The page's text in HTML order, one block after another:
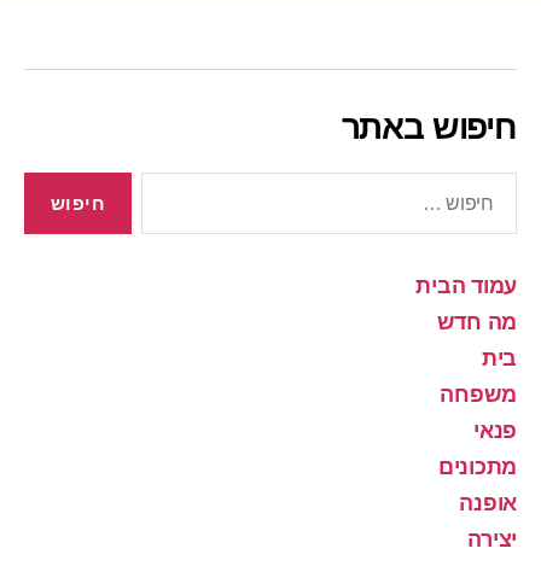
חיפוש באתר
עמוד הבית
מה חדש
בית
משפחה
פנאי
מתכונים
אופנה
יצירה